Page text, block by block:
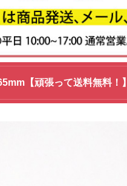
【頑張って送料無料！】